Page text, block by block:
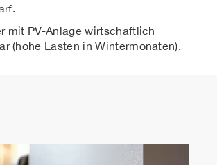
mit PV-Anlage wirtschaftlich
(hohe Lasten in Wintermonaten).